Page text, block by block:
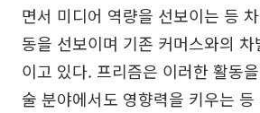
면서 미디어 역량을 선보이는 등
동을 선보이며 기존 커머스와의
이고 있다. 프리즘은 이러한 활동
술 분야에서도 영향력을 키우는